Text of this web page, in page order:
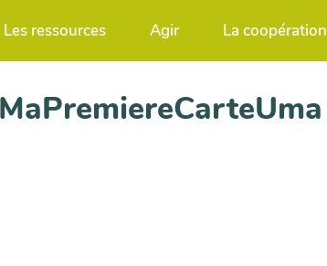
Les ressources Agir La coopération